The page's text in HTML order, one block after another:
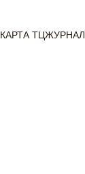
КАРТА ТЦЖУРНАЛ